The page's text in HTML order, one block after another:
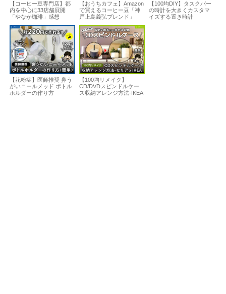
【コーヒー豆専門店】都
内を中心に33店舗展開
「やなか珈琲」感想
【おうちカフェ】Amazon
で買えるコーヒー豆「神
戸上島義弘ブレンド」
【100均DIY】タスクバー
の時計を大きくカスタマ
イズする置き時計
【花粉症】医師推奨 鼻う
がいニールメッド ボトル
ホルダーの作り方
【100均リメイク】
CD/DVDスピンドルケー
ス収納アレンジ方法-IKEA